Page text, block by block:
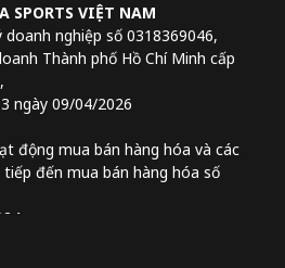
SPORTS VIỆT NAM
nghiệp số 0318369046,
Thành phố Hồ Chí Minh cấp
ngày 09/04/2026
động mua bán hàng hóa và các
đến mua bán hàng hóa số